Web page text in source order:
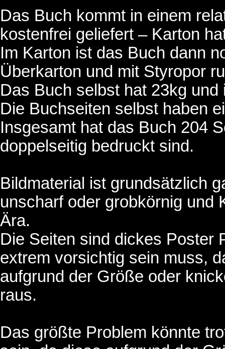
Das Buch kommt in einem
kostenfrei geliefert – Karton
Im Karton ist das Buch dann
Überkarton und mit Styropor
Das Buch selbst hat 23kg
Die Buchseiten selbst haben
Insgesamt hat das Buch 204
doppelseitig bedruckt sind.
Bildmaterial ist grundsätzlich
unscharf oder grobkörnig und
Ära.
Die Seiten sind dickes Poster
extrem vorsichtig sein muss,
aufgrund der Größe oder
raus.
Das größte Problem könnte